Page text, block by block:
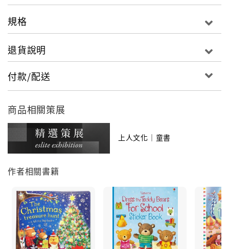
規格
退貨說明
付款/配送
商品相關策展
上人文化｜童書
作者相關書籍